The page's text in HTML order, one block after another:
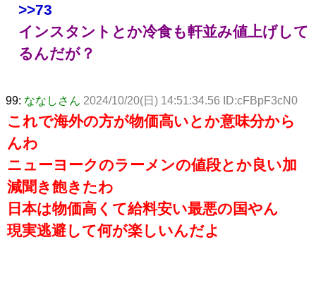
>>73
インスタントとか冷食も軒並み値上げして
るんだが？
99: ななしさん 2024/10/20(日) 14:51:34.56 ID:cFBpF3cN0
これで海外の方が物価高いとか意味分から
んわ
ニューヨークのラーメンの値段とか良い加
減聞き飽きたわ
日本は物価高くて給料安い最悪の国やん
現実逃避して何が楽しいんだよ